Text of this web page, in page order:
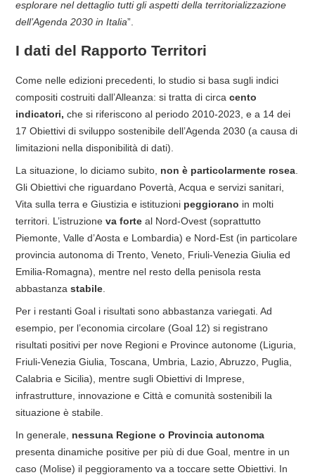
esplorare nel dettaglio tutti gli aspetti della territorializzazione
dell’Agenda 2030 in Italia”.
I dati del Rapporto Territori
Come nelle edizioni precedenti, lo studio si basa sugli indici
compositi costruiti dall’Alleanza: si tratta di circa cento
indicatori, che si riferiscono al periodo 2010-2023, e a 14 dei
17 Obiettivi di sviluppo sostenibile dell’Agenda 2030 (a causa di
limitazioni nella disponibilità di dati).
La situazione, lo diciamo subito, non è particolarmente rosea
Gli Obiettivi che riguardano Povertà, Acqua e servizi sanitari,
Vita sulla terra e Giustizia e istituzioni peggiorano in molti
territori. L’istruzione va forte al Nord-Ovest (soprattutto
Piemonte, Valle d’Aosta e Lombardia) e Nord-Est (in particolare
provincia autonoma di Trento, Veneto, Friuli-Venezia Giulia ed
Emilia-Romagna), mentre nel resto della penisola resta
abbastanza stabile
Per i restanti Goal i risultati sono abbastanza variegati. Ad
esempio, per l’economia circolare (Goal 12) si registrano
risultati positivi per nove Regioni e Province autonome (Liguria,
Friuli-Venezia Giulia, Toscana, Umbria, Lazio, Abruzzo, Puglia,
Calabria e Sicilia), mentre sugli Obiettivi di Imprese,
infrastrutture, innovazione e Città e comunità sostenibili la
situazione è stabile.
In generale, nessuna Regione o Provincia autonoma
presenta dinamiche positive per più di due Goal, mentre in un
caso (Molise) il peggioramento va a toccare sette Obiettivi. In